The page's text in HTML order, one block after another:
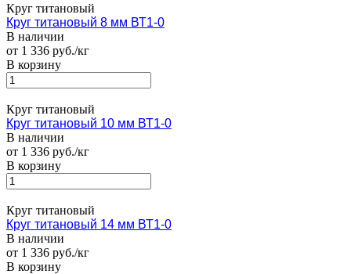
Круг титановый
Круг титановый 8 мм ВТ1-0
В наличии
от 1 336 руб./кг
В корзину
Круг титановый
Круг титановый 10 мм ВТ1-0
В наличии
от 1 336 руб./кг
В корзину
Круг титановый
Круг титановый 14 мм ВТ1-0
В наличии
от 1 336 руб./кг
В корзину